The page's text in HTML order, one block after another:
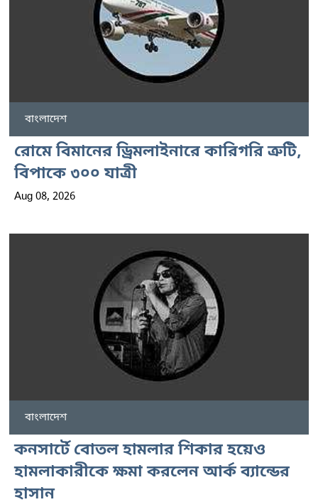
বাংলাদেশ
রোমে বিমানের ড্রিমলাইনারে কারিগরি ত্রুটি,
বিপাকে ৩০০ যাত্রী
Aug 08, 2026
বাংলাদেশ
কনসার্টে বোতল হামলার শিকার হয়েও
হামলাকারীকে ক্ষমা করলেন আর্ক ব্যান্ডের
হাসান